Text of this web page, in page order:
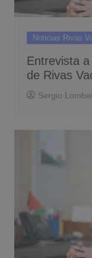
Noticias Rivas
Entrevista
de Rivas
Sergio